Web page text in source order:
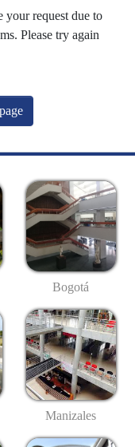
your request due to
Please try again
Bogotá
Manizales